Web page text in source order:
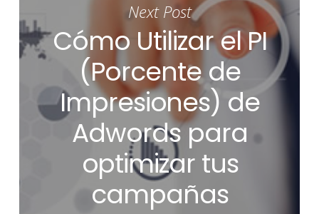
Next Post
Cómo Utilizar el PI
(Porcente de
Impresiones) de
Adwords para
optimizar tus
campañas